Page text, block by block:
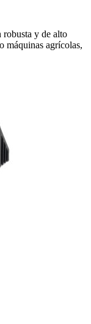
robusta y de alto
máquinas agrícolas,